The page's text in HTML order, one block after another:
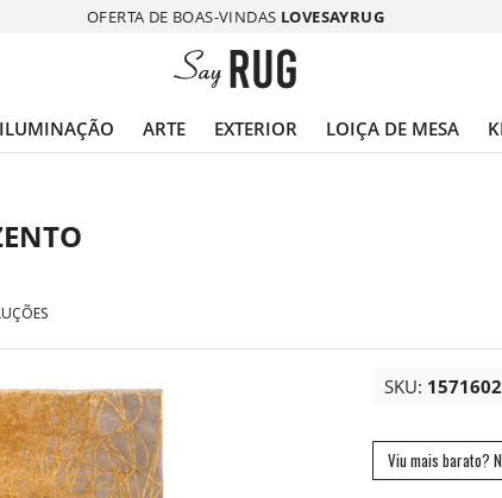
OFERTA DE BOAS-VINDAS LOVESAYRUG
ILUMINAÇÃO ARTE EXTERIOR LOIÇA DE MESA
SKU: 1571602
Viu mais barato?